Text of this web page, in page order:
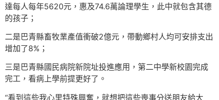
達每人每年5620元，惠及74.6萬論理學生，此中就包含其德
的孩子；
二是巴青縣畜牧業產值衝破2億元，帶動鄉村人均可安排支出
增加了8%；
三是巴青縣國民病院新院址投進應用，第二中學新校園完成
完工，看病上學前提更好了。
“看到這些我心里特殊興奮，就想把這些喪事分送朋友給大